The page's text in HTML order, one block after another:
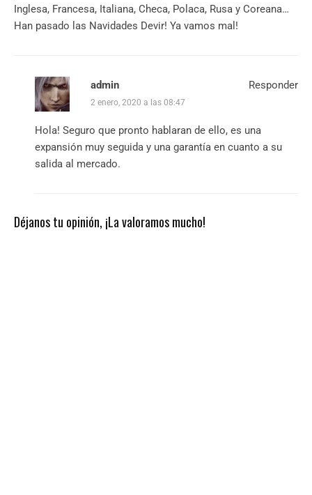
Inglesa, Francesa, Italiana, Checa, Polaca, Rusa y Coreana…
Han pasado las Navidades Devir! Ya vamos mal!
admin
2 enero, 2020 a las 08:47
Hola! Seguro que pronto hablaran de ello, es una
expansión muy seguida y una garantía en cuanto a su
salida al mercado.
Responder
Déjanos tu opinión, ¡La valoramos mucho!